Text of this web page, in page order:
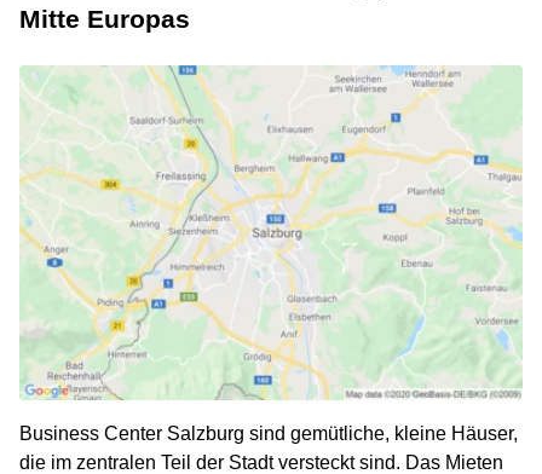
Mitte Europas
Business Center Salzburg sind gemütliche, kleine Häuser,
die im zentralen Teil der Stadt versteckt sind. Das Mieten